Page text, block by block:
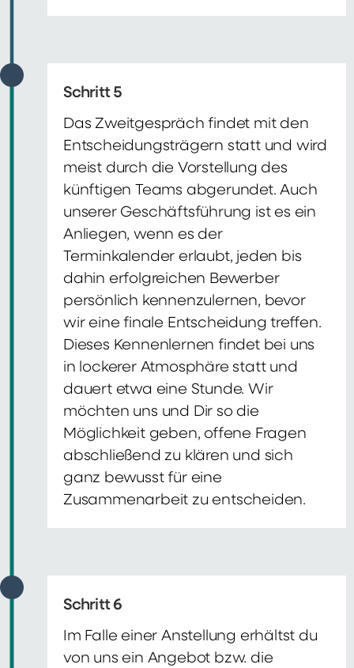
Schritt 5
Das Zweitgespräch findet mit den
Entscheidungsträgern statt und wird
meist durch die Vorstellung des
künftigen Teams abgerundet. Auch
unserer Geschäftsführung ist es ein
Anliegen, wenn es der
Terminkalender erlaubt, jeden bis
dahin erfolgreichen Bewerber
persönlich kennenzulernen, bevor
wir eine finale Entscheidung treffen.
Dieses Kennenlernen findet bei uns
in lockerer Atmosphäre statt und
dauert etwa eine Stunde. Wir
möchten uns und Dir so die
Möglichkeit geben, offene Fragen
abschließend zu klären und sich
ganz bewusst für eine
Zusammenarbeit zu entscheiden.
Schritt 6
Im Falle einer Anstellung erhältst du
von uns ein Angebot bzw. die